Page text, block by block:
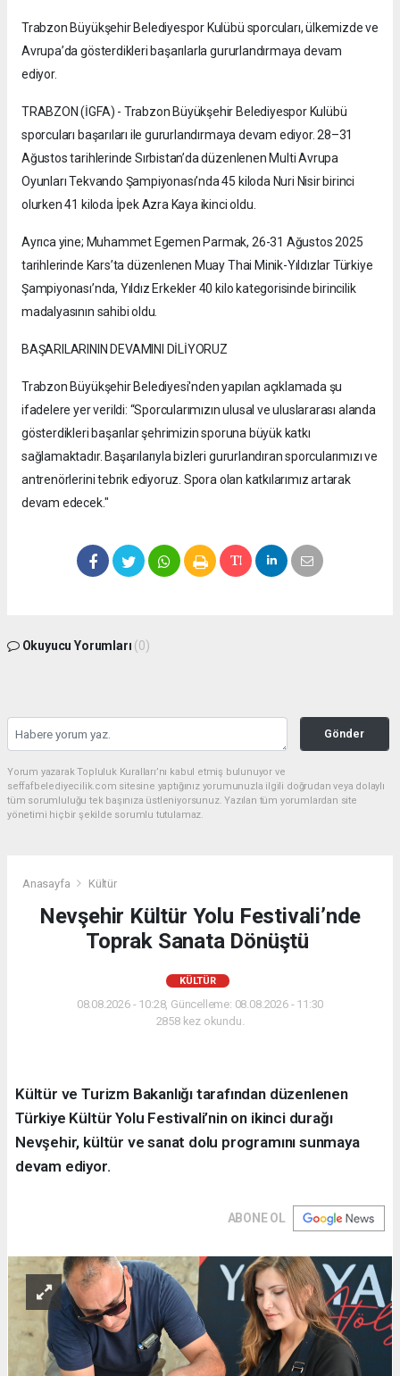
Trabzon Büyükşehir Belediyespor Kulübü sporcuları, ülkemizde ve
Avrupa’da gösterdikleri başarılarla gururlandırmaya devam
ediyor.
TRABZON (İGFA) - Trabzon Büyükşehir Belediyespor Kulübü
sporcuları başarıları ile gururlandırmaya devam ediyor. 28–31
Ağustos tarihlerinde Sırbistan’da düzenlenen Multi Avrupa
Oyunları Tekvando Şampiyonası’nda 45 kiloda Nuri Nisir birinci
olurken 41 kiloda İpek Azra Kaya ikinci oldu.
Ayrıca yine; Muhammet Egemen Parmak, 26-31 Ağustos 2025
tarihlerinde Kars’ta düzenlenen Muay Thai Minik-Yıldızlar Türkiye
Şampiyonası’nda, Yıldız Erkekler 40 kilo kategorisinde birincilik
madalyasının sahibi oldu.
BAŞARILARININ DEVAMINI DİLİYORUZ
Trabzon Büyükşehir Belediyesi'nden yapılan açıklamada şu
ifadelere yer verildi: “Sporcularımızın ulusal ve uluslararası alanda
gösterdikleri başarılar şehrimizin sporuna büyük katkı
sağlamaktadır. Başarılarıyla bizleri gururlandıran sporcularımızı ve
antrenörlerini tebrik ediyoruz. Spora olan katkılarımız artarak
devam edecek."
Okuyucu Yorumları (0)
Gönder
Yorum yazarak Topluluk Kuralları’nı kabul etmiş bulunuyor ve
seffafbelediyecilik.com sitesine yaptığınız yorumunuzla ilgili doğrudan veya dolaylı
tüm sorumluluğu tek başınıza üstleniyorsunuz. Yazılan tüm yorumlardan site
yönetimi hiçbir şekilde sorumlu tutulamaz.
Anasayfa Kültür
Nevşehir Kültür Yolu Festivali’nde
Toprak Sanata Dönüştü
KÜLTÜR
08.08.2026 - 10:28, Güncelleme: 08.08.2026 - 11:30
2858 kez okundu.
Kültür ve Turizm Bakanlığı tarafından düzenlenen
Türkiye Kültür Yolu Festivali’nin on ikinci durağı
Nevşehir, kültür ve sanat dolu programını sunmaya
devam ediyor.
ABONE OL